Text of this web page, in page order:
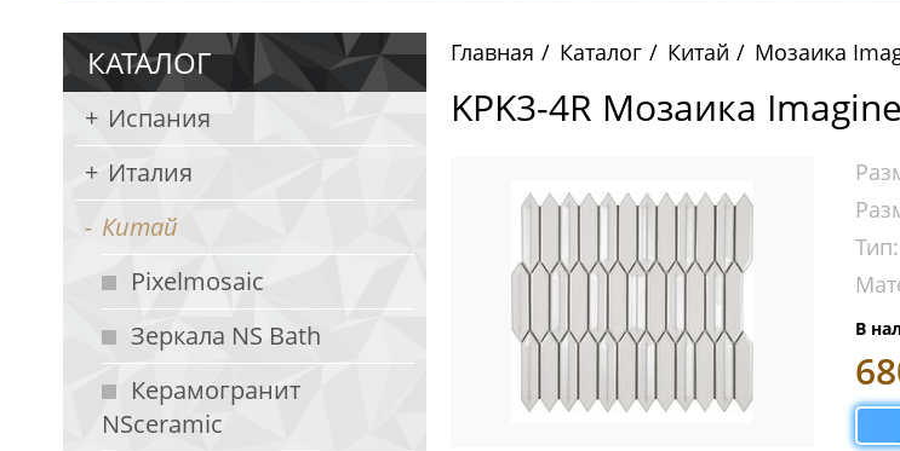
КАТАЛОГ
Испания
Италия
Китай
Pixelmosaic
Зеркала NS Bath
Керамогранит
NSceramic
Главная Каталог Китай Мозаика
KPK3-4R Мозаика Imagine
Тип:
В